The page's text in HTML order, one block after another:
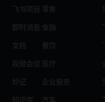
飞书项目
即时消息
文档
视频会议
妙记
知识库
零售
金融
餐饮
医疗
企业服务
汽车